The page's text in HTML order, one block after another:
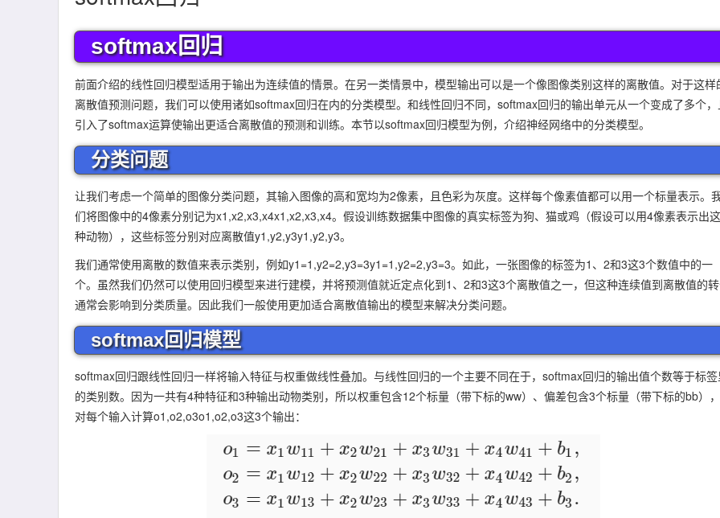
softmax回归
前面介绍的线性回归模型适用于输出为连续值的情景。在另一类情景中，模型输出可以是一个像图像类别这样的离散值。对于这样
离散值预测问题，我们可以使用诸如softmax回归在内的分类模型。和线性回归不同，softmax回归的输出单元从一个变成了多个
引入了softmax运算使输出更适合离散值的预测和训练。本节以softmax回归模型为例，介绍神经网络中的分类模型。
分类问题
让我们考虑一个简单的图像分类问题，其输入图像的高和宽均为2像素，且色彩为灰度。这样每个像素值都可以用一个标量表示。
们将图像中的4像素分别记为x1 ,x2,x3,x4x1,x2,x3,x4。假设训练数据集中图像的真实标签为狗、猫或鸡（假设可以用4像素表示出
种动物），这些标签分别对应离散值y1 ,y2,y3y1,y2,y3。
我们通常使用离散的数值来表示类别，例如y1 =1 ,y2=2,y3=3y1=1,y2=2,y3=3。如此，一张图像的标签为1、2和3这3个数值中的一
个。虽然我们仍然可以使用回归模型来进行建模，并将预测值就近定点化到1、2和3这3个离散值之一，但这种连续值到离散值的
通常会影响到分类质量。因此我们一般使用更加适合离散值输出的模型来解决分类问题。
softmax回归模型
softmax回归跟线性回归一样将输入特征与权重做线性叠加。与线性回归的一个主要不同在于，softmax回归的输出值个数等于标
的类别数。因为一共有4种特征和3种输出动物类别，所以权重包含12个标量（带下标的ww）、偏差包含3个标量（带下标的bb）
对每个输入计算o1 ,o2,o3o1,o2,o3这3个输出：